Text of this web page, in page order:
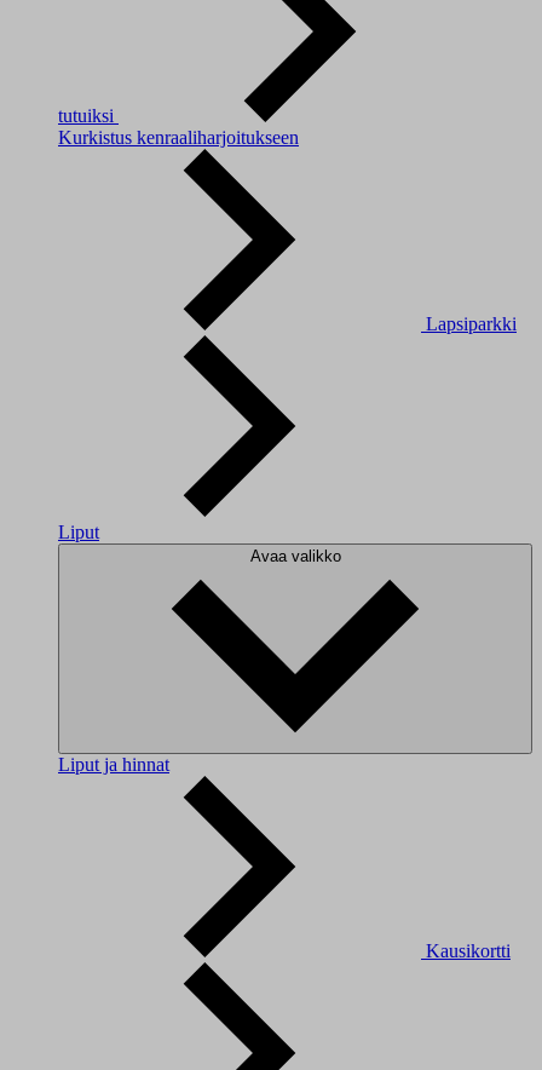
tutuiksi
Kurkistus kenraaliharjoitukseen
Lapsiparkki
Liput
Avaa valikko
Liput ja hinnat
Kausikortti